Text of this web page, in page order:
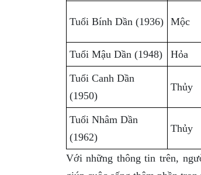
Tuổi Bính Dần (1936) Mộc
Tuổi Mậu Dần (1948) Hỏa
Tuổi Canh Dần
(1950)
Thủy
Tuổi Nhâm Dần
(1962)
Thủy
Với những thông tin trên,